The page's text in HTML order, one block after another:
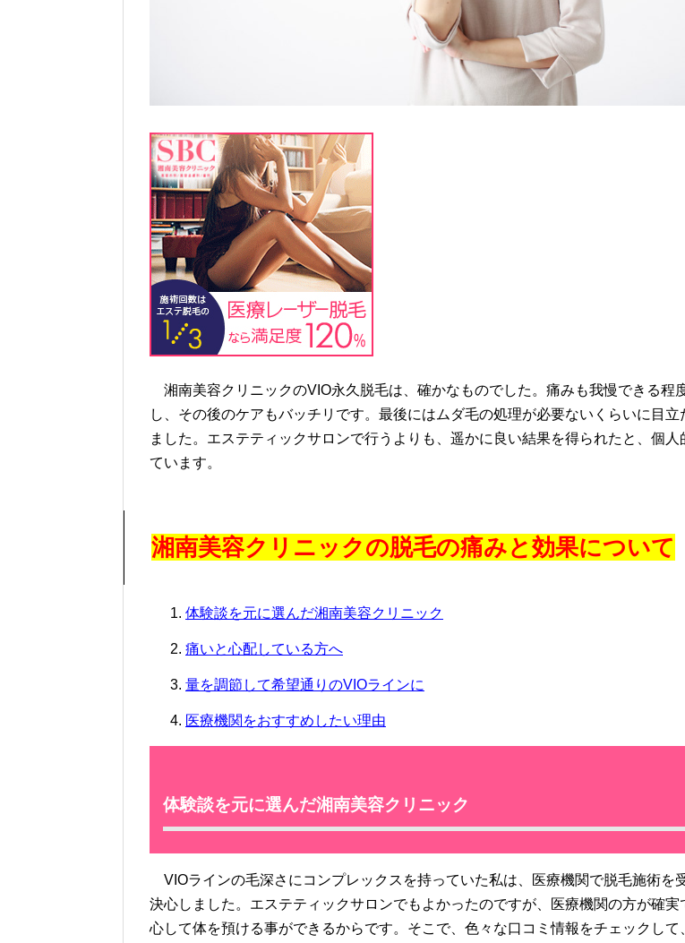
湘南美容クリニックのVIO永久脱毛は、確かなものでした。痛みも我慢できる程
し、その後のケアもバッチリです。最後にはムダ毛の処理が必要ないくらいに目立
ました。エステティックサロンで行うよりも、遥かに良い結果を得られたと、個人
ています。
湘南美容クリニックの脱毛の痛みと効果について
体験談を元に選んだ湘南美容クリニック
痛いと心配している方へ
量を調節して希望通りのVIOラインに
医療機関をおすすめしたい理由
体験談を元に選んだ湘南美容クリニック
VIOラインの毛深さにコンプレックスを持っていた私は、医療機関で脱毛施術を
決心しました。エステティックサロンでもよかったのですが、医療機関の方が確実
心して体を預ける事ができるからです。そこで、色々な口コミ情報をチェックして